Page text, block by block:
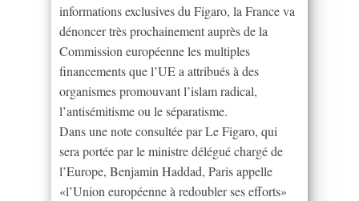
informations exclusives du Figaro, la France va
dénoncer très prochainement auprès de la
Commission européenne les multiples
financements que l’UE a attribués à des
organismes promouvant l’islam radical,
l’antisémitisme ou le séparatisme.
Dans une note consultée par Le Figaro, qui
sera portée par le ministre délégué chargé de
l’Europe, Benjamin Haddad, Paris appelle
«l’Union européenne à redoubler ses efforts»